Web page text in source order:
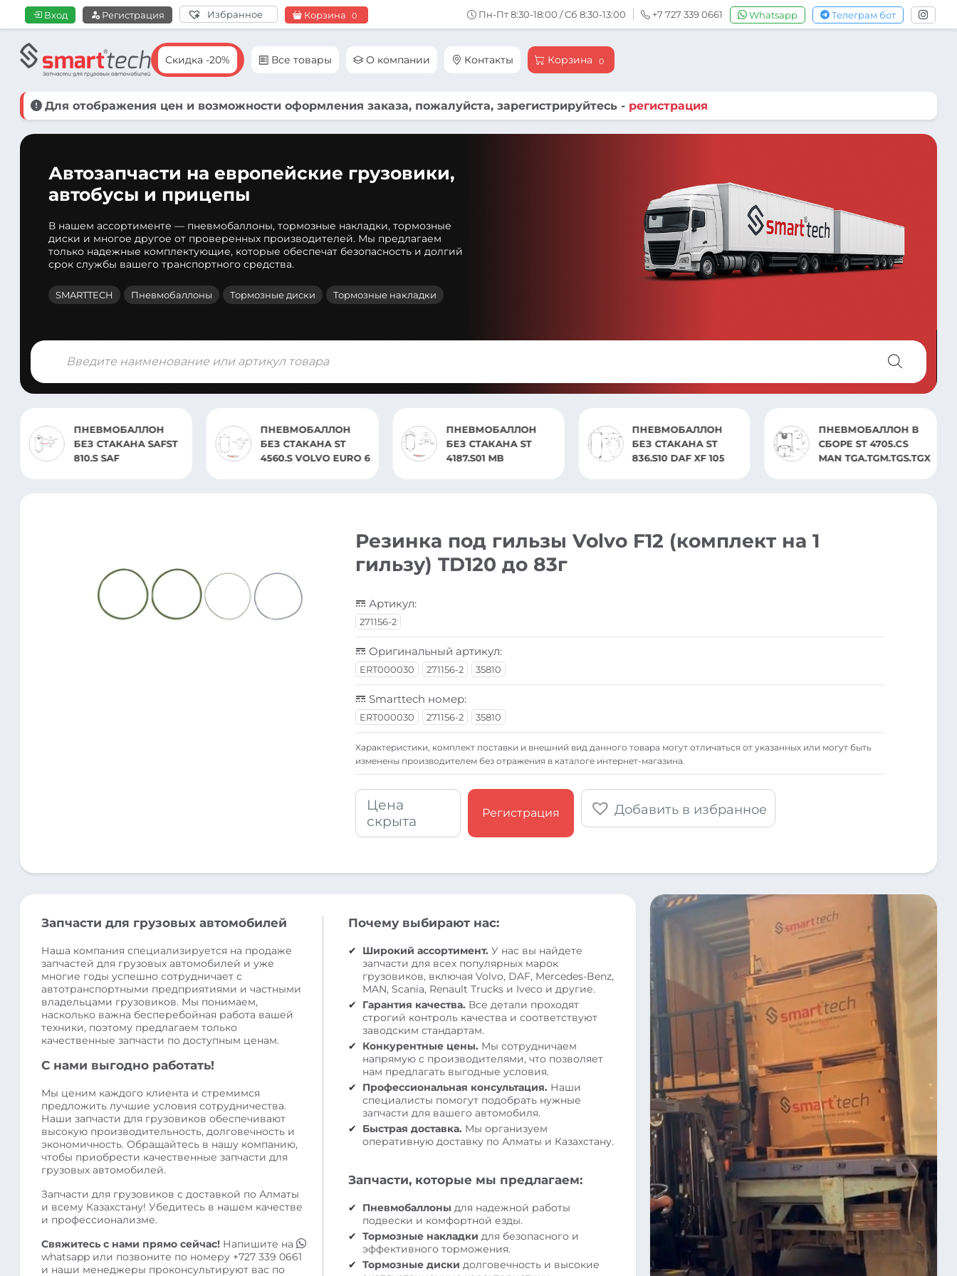
Вход Регистрация Избранное Корзина 0 Пн-Пт 8:30-18:00 / Сб 8:30-13:00 +7 727 339 0661 Whatsapp Телеграм бот
Скидка -20% Все товары О компании Контакты Корзина 0
Для отображения цен и возможности оформления заказа, пожалуйста, зарегистрируйтесь - регистрация
Автозапчасти на европейские грузовики,
автобусы и прицепы
В нашем ассортименте — пневмобаллоны, тормозные накладки, тормозные
диски и многое другое от проверенных производителей. Мы предлагаем
только надежные комплектующие, которые обеспечат безопасность и долгий
срок службы вашего транспортного средства.
SMARTTECH Пневмобаллоны Тормозные диски Тормозные накладки
Поиск
товаров
ПНЕВМОБАЛЛОН
БЕЗ СТАКАНА ST
4560.S VOLVO EURO 6
ПНЕВМОБАЛЛОН
БЕЗ СТАКАНА ST
4187.S01 MB
ПНЕВМОБАЛЛОН
БЕЗ СТАКАНА ST
836.S10 DAF XF 105
ПНЕВМОБАЛЛОН В
СБОРЕ ST 4705.CS
MAN TGA.TGM.TGS.TGX
ПНЕВМОБАЛЛОН
БЕЗ СТАКАНА SAFST
810.S SAF
Резинка под гильзы Volvo F12 (комплект на 1
гильзу) TD120 до 83г
Артикул:
271156-2
Оригинальный артикул:
ERT000030 271156-2 35810
Smarttech номер:
ERT000030 271156-2 35810
Xарактеристики, комплект поставки и внешний вид данного товара могут отличаться от указанных или могут быть
изменены производителем без отражения в каталоге интернет-магазина.
Цена
скрыта
Регистрация Добавить в избранное
Запчасти для грузовых автомобилей
Наша компания специализируется на продаже
запчастей для грузовых автомобилей и уже
многие годы успешно сотрудничает с
автотранспортными предприятиями и частными
владельцами грузовиков. Мы понимаем,
насколько важна бесперебойная работа вашей
техники, поэтому предлагаем только
качественные запчасти по доступным ценам.
С нами выгодно работать!
Мы ценим каждого клиента и стремимся
предложить лучшие условия сотрудничества.
Наши запчасти для грузовиков обеспечивают
высокую производительность, долговечность и
экономичность. Обращайтесь в нашу компанию,
чтобы приобрести качественные запчасти для
грузовых автомобилей.
Запчасти для грузовиков с доставкой по Алматы
и всему Казахстану! Убедитесь в нашем качестве
и профессионализме.
Свяжитесь с нами прямо сейчас! Напишите на
whatsapp или позвоните по номеру +727 339 0661
и наши менеджеры проконсультируют вас по
Почему выбирают нас:
Широкий ассортимент. У нас вы найдете
запчасти для всех популярных марок
грузовиков, включая Volvo, DAF, Mercedes-Benz,
MAN, Scania, Renault Trucks и Iveco и другие.
Гарантия качества. Все детали проходят
строгий контроль качества и соответствуют
заводским стандартам.
Конкурентные цены. Мы сотрудничаем
напрямую с производителями, что позволяет
нам предлагать выгодные условия.
Профессиональная консультация. Наши
специалисты помогут подобрать нужные
запчасти для вашего автомобиля.
Быстрая доставка. Мы организуем
оперативную доставку по Алматы и Казахстану.
Запчасти, которые мы предлагаем:
Пневмобаллоны для надежной работы
подвески и комфортной езды.
Тормозные накладки для безопасного и
эффективного торможения.
Тормозные диски долговечность и высокие